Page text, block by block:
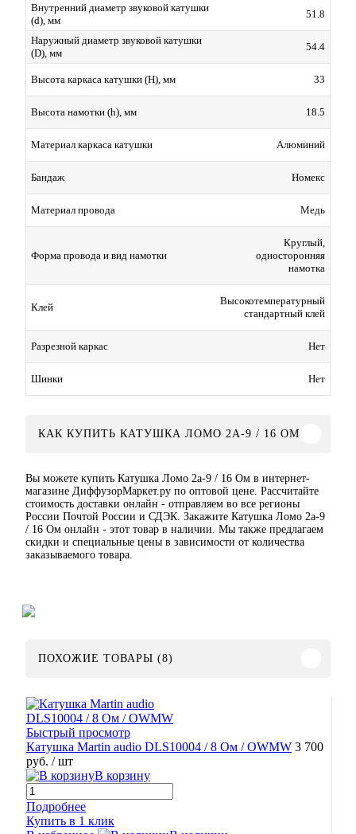
Внутренний диаметр звуковой катушки
(d), мм
51.8
Наружный диаметр звуковой катушки
(D), мм
54.4
Высота каркаса катушки (H), мм 33
Высота намотки (h), мм 18.5
Материал каркаса катушки Алюминий
Бандаж Номекс
Материал провода Медь
Форма провода и вид намотки
Круглый,
односторонняя
намотка
Клей
Высокотемпературный
стандартный клей
Разрезной каркас Нет
Шинки Нет
КАК КУПИТЬ КАТУШКА ЛОМО 2А-9 / 16 ОМ
Вы можете купить Катушка Ломо 2а-9 / 16 Ом в интернет-
магазине ДиффузорМаркет.ру по оптовой цене. Рассчитайте
стоимость доставки онлайн - отправляем во все регионы
России Почтой России и СДЭК. Закажите Катушка Ломо 2а-9
/ 16 Ом онлайн - этот товар в наличии. Мы также предлагаем
скидки и специальные цены в зависимости от количества
заказываемого товара.
ПОХОЖИЕ ТОВАРЫ (8)
Быстрый просмотр
Катушка Martin audio DLS10004 / 8 Ом / OWMW 3 700
руб. / шт
В корзину
Подробнее
Купить в 1 клик